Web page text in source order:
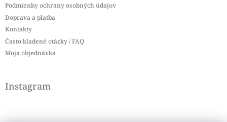
Podmienky ochrany osobných údajov
Doprava a platba
Kontakty
Často kladené otázky / FAQ
Moja objednávka
Instagram